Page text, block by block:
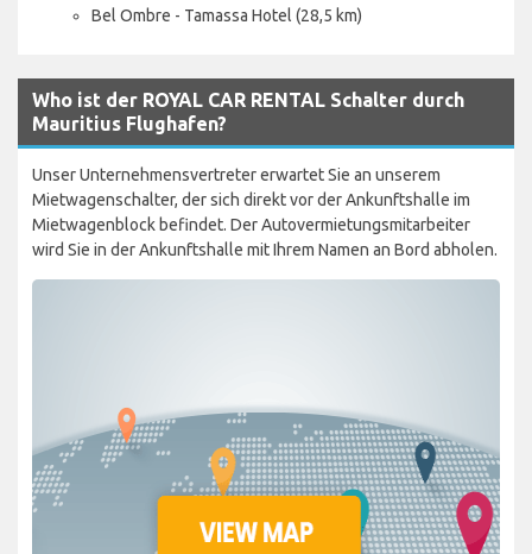
Bel Ombre - Tamassa Hotel (28,5 km)
Who ist der ROYAL CAR RENTAL Schalter durch
Mauritius Flughafen?
Unser Unternehmensvertreter erwartet Sie an unserem
Mietwagenschalter, der sich direkt vor der Ankunftshalle im
Mietwagenblock befindet. Der Autovermietungsmitarbeiter
wird Sie in der Ankunftshalle mit Ihrem Namen an Bord abholen.